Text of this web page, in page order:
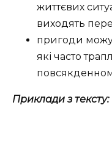
життєвих
виходять
пригоди
які часто
Приклади з тексту: